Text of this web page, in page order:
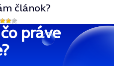
článok?
práve